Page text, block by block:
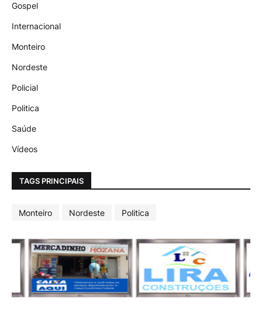
Gospel
Internacional
Monteiro
Nordeste
Policial
Politica
Saúde
Vídeos
TAGS PRINCIPAIS
Monteiro Nordeste Politica